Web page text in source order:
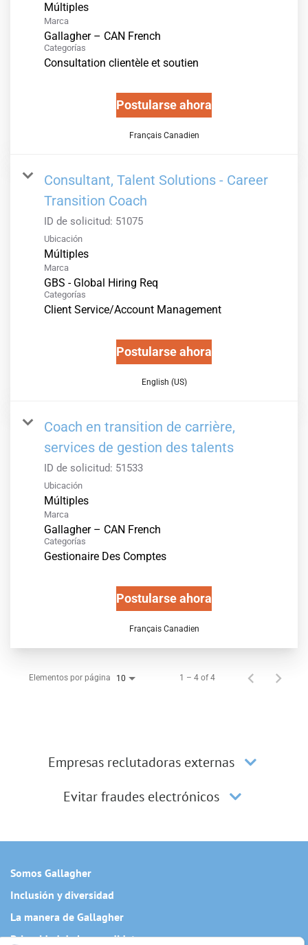
Múltiples
Marca
Gallagher – CAN French
Categorías
Consultation clientèle et soutien
Postularse ahora
Français Canadien
Consultant, Talent Solutions - Career
Transition Coach
ID de solicitud: 51075
Ubicación
Múltiples
Marca
GBS - Global Hiring Req
Categorías
Client Service/Account Management
Postularse ahora
English (US)
Coach en transition de carrière,
services de gestion des talents
ID de solicitud: 51533
Ubicación
Múltiples
Marca
Gallagher – CAN French
Categorías
Gestionaire Des Comptes
Postularse ahora
Français Canadien
Elementos por página 10 1 – 4 of 4
Empresas reclutadoras externas
Evitar fraudes electrónicos
Somos Gallagher
Inclusión y diversidad
La manera de Gallagher
Privacidad de los candidatos